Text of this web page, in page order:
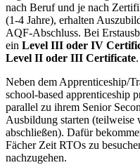
nach Beruf und je nach
(1-4 Jahre), erhalten
AQF-Abschluss. Bei
ein Level III oder IV
Level II oder III Certificate.
Neben dem Apprenticeship/
school-based apprenticeship
parallel zu ihrem Senior
Ausbildung starten (teilweise
abschließen). Dafür
Fächer Zeit RTOs zu
nachzugehen.